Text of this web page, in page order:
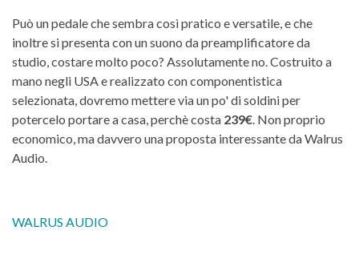
Può un pedale che sembra così pratico e versatile, e che
inoltre si presenta con un suono da preamplificatore da
studio, costare molto poco? Assolutamente no. Costruito a
mano negli USA e realizzato con componentistica
selezionata, dovremo mettere via un po' di soldini per
potercelo portare a casa, perchè costa 239€ . Non proprio
economico, ma davvero una proposta interessante da Walrus
Audio.
WALRUS AUDIO